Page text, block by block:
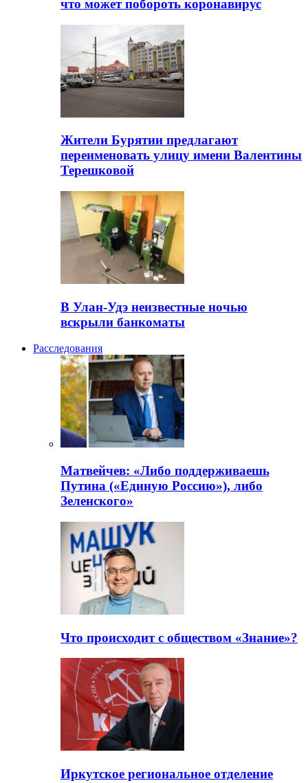
что может побороть коронавирус
Жители Бурятии предлагают
переименовать улицу имени Валентины
Терешковой
В Улан-Удэ неизвестные ночью
вскрыли банкоматы
Расследования
Матвейчев: «Либо поддерживаешь
Путина («Единую Россию»), либо
Зеленского»
Что происходит с обществом «Знание»?
Иркутское региональное отделение